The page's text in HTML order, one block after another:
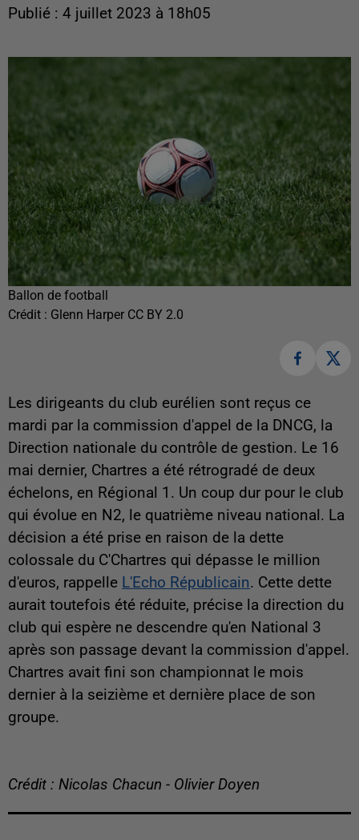
Publié : 4 juillet 2023 à 18h05
Ballon de football
Crédit : Glenn Harper CC BY 2.0
Les dirigeants du club eurélien sont reçus ce
mardi par la commission d'appel de la DNCG, la
Direction nationale du contrôle de gestion. Le 16
mai dernier, Chartres a été rétrogradé de deux
échelons, en Régional 1. Un coup dur pour le club
qui évolue en N2, le quatrième niveau national. La
décision a été prise en raison de la dette
colossale du C'Chartres qui dépasse le million
d'euros, rappelle L'Echo Républicain. Cette dette
aurait toutefois été réduite, précise la direction du
club qui espère ne descendre qu'en National 3
après son passage devant la commission d'appel.
Chartres avait fini son championnat le mois
dernier à la seizième et dernière place de son
groupe.
Crédit : Nicolas Chacun - Olivier Doyen